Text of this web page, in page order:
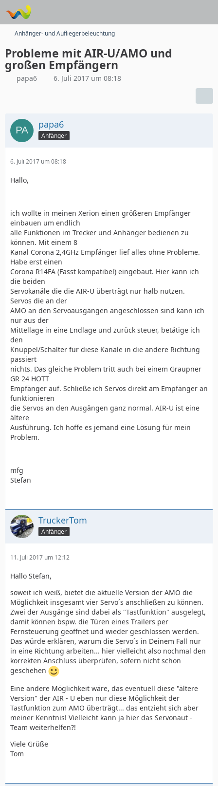
Anhänger- und Aufliegerbeleuchtung
Probleme mit AIR-U/AMO und
großen Empfängern
papa6 6. Juli 2017 um 08:18
papa6
Anfänger
6. Juli 2017 um 08:18
Hallo,
ich wollte in meinen Xerion einen größeren Empfänger
einbauen um endlich
alle Funktionen im Trecker und Anhänger bedienen zu
können. Mit einem 8
Kanal Corona 2,4GHz Empfänger lief alles ohne Probleme.
Habe erst einen
Corona R14FA (Fasst kompatibel) eingebaut. Hier kann ich
die beiden
Servokanäle die die AIR-U überträgt nur halb nutzen.
Servos die an der
AMO an den Servoausgängen angeschlossen sind kann ich
nur aus der
Mittellage in eine Endlage und zurück steuer, betätige ich
den
Knüppel/Schalter für diese Kanäle in die andere Richtung
passiert
nichts. Das gleiche Problem tritt auch bei einem Graupner
GR 24 HOTT
Empfänger auf. Schließe ich Servos direkt am Empfänger an
funktionieren
die Servos an den Ausgängen ganz normal. AIR-U ist eine
ältere
Ausführung. Ich hoffe es jemand eine Lösung für mein
Problem.
mfg
Stefan
TruckerTom
Anfänger
11. Juli 2017 um 12:12
Hallo Stefan,
soweit ich weiß, bietet die aktuelle Version der AMO die
Möglichkeit insgesamt vier Servo´s anschließen zu können.
Zwei der Ausgänge sind dabei als "Tastfunktion" ausgelegt,
damit können bspw. die Türen eines Trailers per
Fernsteuerung geöffnet und wieder geschlossen werden.
Das würde erklären, warum die Servo´s in Deinem Fall nur
in eine Richtung arbeiten... hier vielleicht also nochmal den
korrekten Anschluss überprüfen, sofern nicht schon
geschehen
Eine andere Möglichkeit wäre, das eventuell diese "ältere
Version" der AIR - U eben nur diese Möglichkeit der
Tastfunktion zum AMO überträgt... das entzieht sich aber
meiner Kenntnis! Vielleicht kann ja hier das Servonaut -
Team weiterhelfen?!
Viele Grüße
Tom